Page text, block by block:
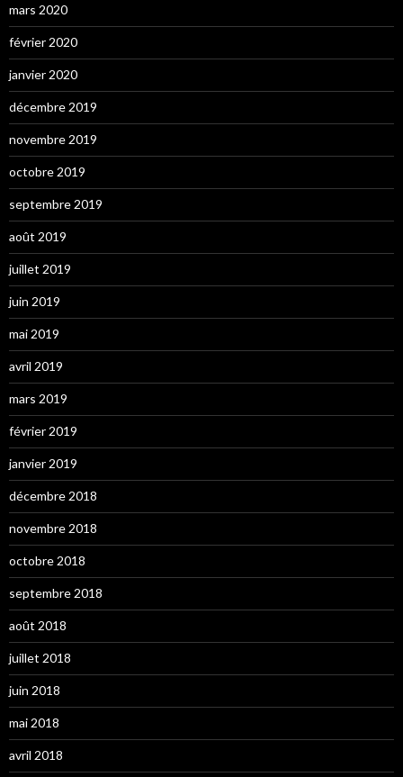
mars 2020
février 2020
janvier 2020
décembre 2019
novembre 2019
octobre 2019
septembre 2019
août 2019
juillet 2019
juin 2019
mai 2019
avril 2019
mars 2019
février 2019
janvier 2019
décembre 2018
novembre 2018
octobre 2018
septembre 2018
août 2018
juillet 2018
juin 2018
mai 2018
avril 2018